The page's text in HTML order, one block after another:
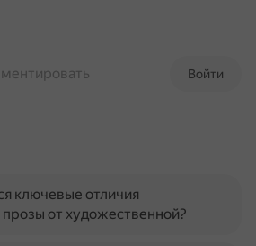
Войти
ключевые отличия
от художественной?